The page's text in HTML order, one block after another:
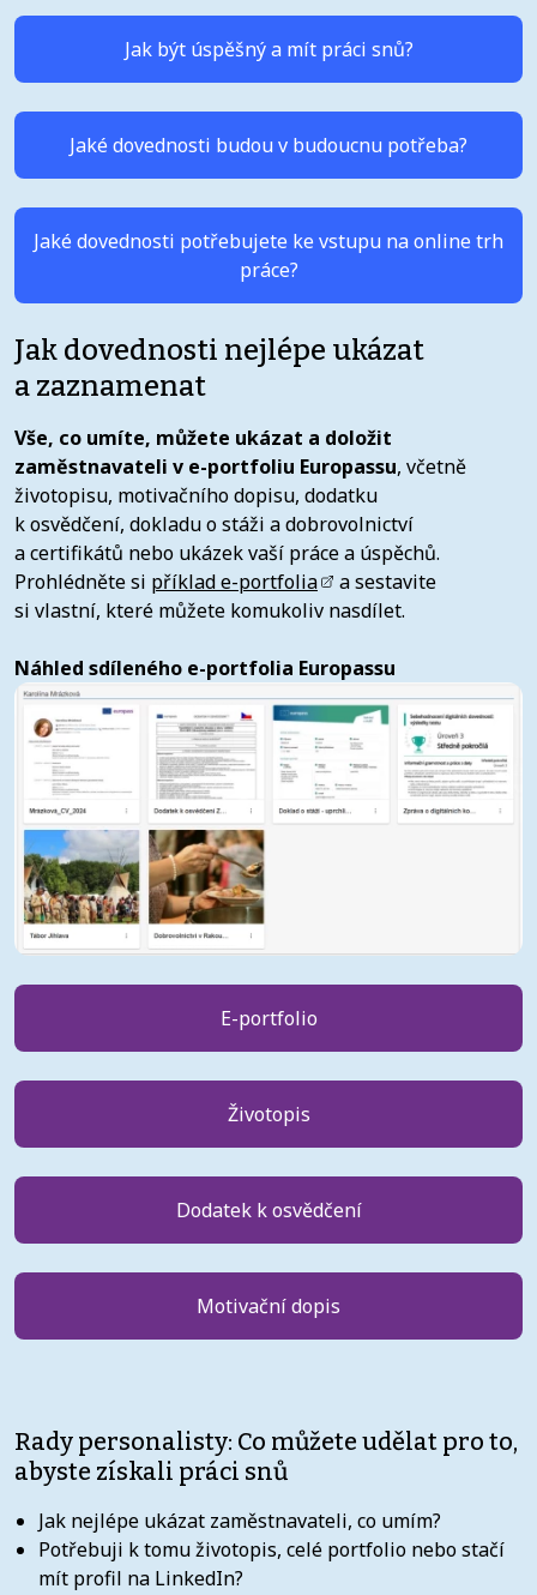
Jak být úspěšný a mít práci snů?
Jaké dovednosti budou v budoucnu potřeba?
Jaké dovednosti potřebujete ke vstupu na online trh
práce?
Jak dovednosti nejlépe ukázat
a zaznamenat
Vše, co umíte, můžete ukázat a doložit
zaměstnavateli v e-portfoliu Europassu, včetně
životopisu, motivačního dopisu, dodatku
k osvědčení, dokladu o stáži a dobrovolnictví
a certifikátů nebo ukázek vaší práce a úspěchů.
Prohlédněte si příklad e-portfolia
a sestavite
si vlastní, které můžete komukoliv nasdílet.
Náhled sdíleného e-portfolia Europassu
E-portfolio
Životopis
Dodatek k osvědčení
Motivační dopis
Rady personalisty: Co můžete udělat pro to,
abyste získali práci snů
Jak nejlépe ukázat zaměstnavateli, co umím?
Potřebuji k tomu životopis, celé portfolio nebo stačí
mít profil na LinkedIn?